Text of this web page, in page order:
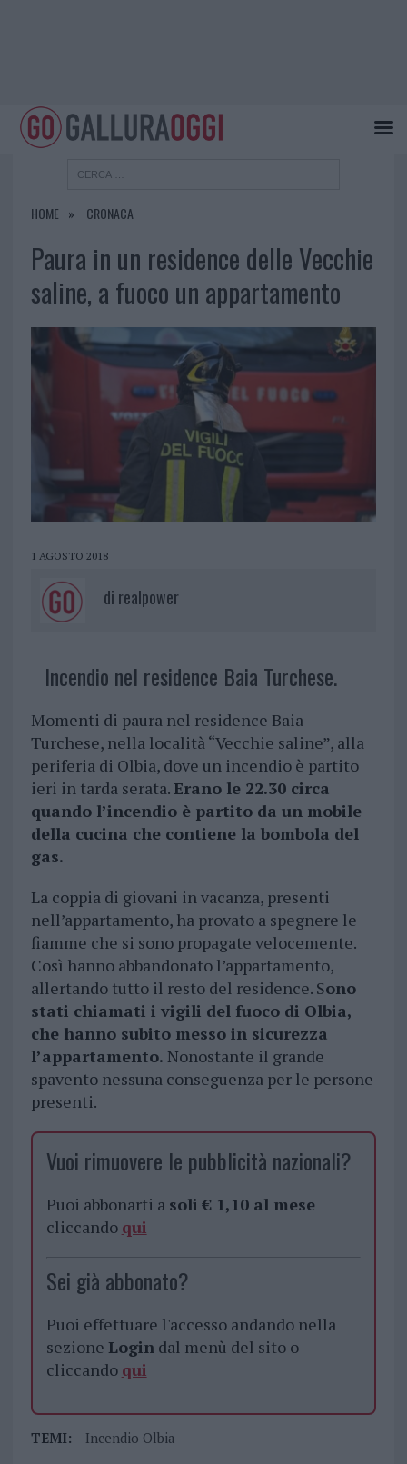
HOME CRONACA
Paura in un residence delle Vecchie
saline, a fuoco un appartamento
1 AGOSTO 2018
di realpower
Incendio nel residence Baia Turchese.
Momenti di paura nel residence Baia
Turchese, nella località “Vecchie saline”, alla
periferia di Olbia, dove un incendio è partito
ieri in tarda serata.Erano le 22.30 circa
quando l’incendio è partito da un mobile
della cucina che contiene la bombola del
gas.
La coppia di giovani in vacanza, presenti
nell’appartamento, ha provato a spegnere le
fiamme che si sono propagate velocemente.
Così hanno abbandonato l’appartamento,
allertando tutto il resto del residence. Sono
stati chiamati i vigili del fuoco di Olbia,
che hanno subito messo in sicurezza
l’appartamento. Nonostante il grande
spavento nessuna conseguenza per le persone
presenti.
Vuoi rimuovere le pubblicità nazionali?
Puoi abbonarti a soli € 1,10 al mese
cliccando qui
Sei già abbonato?
Puoi effettuare l'accesso andando nella
sezione Logindal menù del sito o
cliccando qui
TEMI: Incendio Olbia